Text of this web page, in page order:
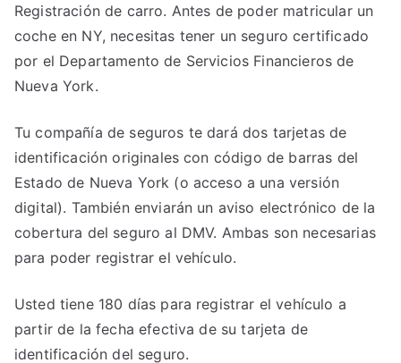
Registración de carro. Antes de poder matricular un
coche en NY, necesitas tener un seguro certificado
por el Departamento de Servicios Financieros de
Nueva York.
Tu compañía de seguros te dará dos tarjetas de
identificación originales con código de barras del
Estado de Nueva York (o acceso a una versión
digital). También enviarán un aviso electrónico de la
cobertura del seguro al DMV. Ambas son necesarias
para poder registrar el vehículo.
Usted tiene 180 días para registrar el vehículo a
partir de la fecha efectiva de su tarjeta de
identificación del seguro.